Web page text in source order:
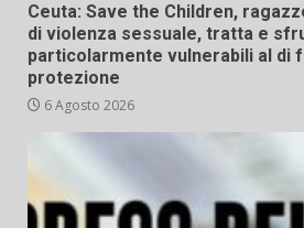
Ceuta: Save the Children,
di violenza sessuale, tratta e
particolarmente vulnerabili al di
protezione
6 Agosto 2026